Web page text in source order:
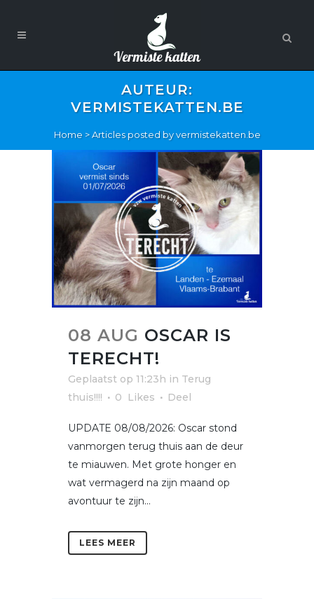
AUTEUR:
VERMISTEKATTEN.BE
Home>Articles posted by vermistekatten.be
08 AUG OSCAR IS
TERECHT!
Geplaatst op 11:23h in Terug
thuis!!!!
0 Likes Deel
UPDATE 08/08/2026: Oscar stond
vanmorgen terug thuis aan de deur
te miauwen. Met grote honger en
wat vermagerd na zijn maand op
avontuur te zijn...
LEES MEER